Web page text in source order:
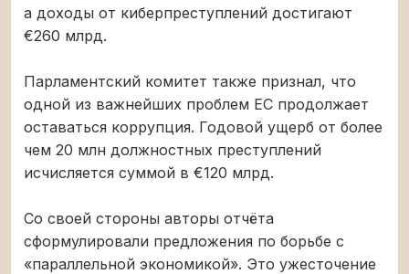
а доходы от киберпреступлений достигают
€260 млрд.
Парламентский комитет также признал, что
одной из важнейших проблем ЕС продолжает
оставаться коррупция. Годовой ущерб от более
чем 20 млн должностных преступлений
исчисляется суммой в €120 млрд.
Со своей стороны авторы отчёта
сформулировали предложения по борьбе с
«параллельной экономикой». Это ужесточение